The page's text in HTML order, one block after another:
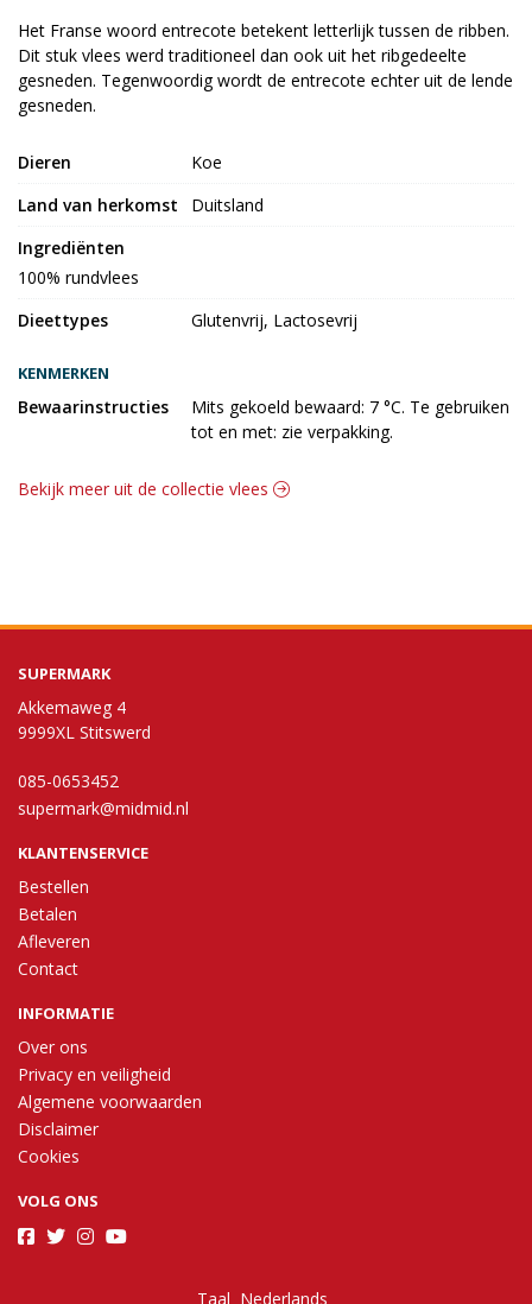
Het Franse woord entrecote betekent letterlijk tussen de ribben.
Dit stuk vlees werd traditioneel dan ook uit het ribgedeelte
gesneden. Tegenwoordig wordt de entrecote echter uit de lende
gesneden.
Dieren
Koe
Land van herkomst
Duitsland
Ingrediënten
100% rundvlees
Dieettypes
Glutenvrij, Lactosevrij
KENMERKEN
Bewaarinstructies
Mits gekoeld bewaard: 7 °C. Te gebruiken
tot en met: zie verpakking.
Bekijk meer uit de collectie vlees
SUPERMARK
Akkemaweg 4
9999XL Stitswerd
085-0653452
supermark@midmid.nl
KLANTENSERVICE
Bestellen
Betalen
Afleveren
Contact
INFORMATIE
Over ons
Privacy en veiligheid
Algemene voorwaarden
Disclaimer
Cookies
VOLG ONS
Taal